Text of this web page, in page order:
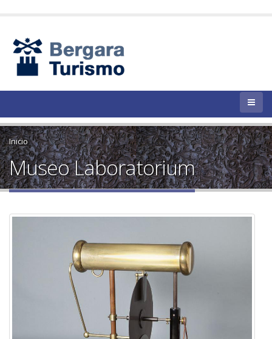
Inicio
Museo Laboratorium